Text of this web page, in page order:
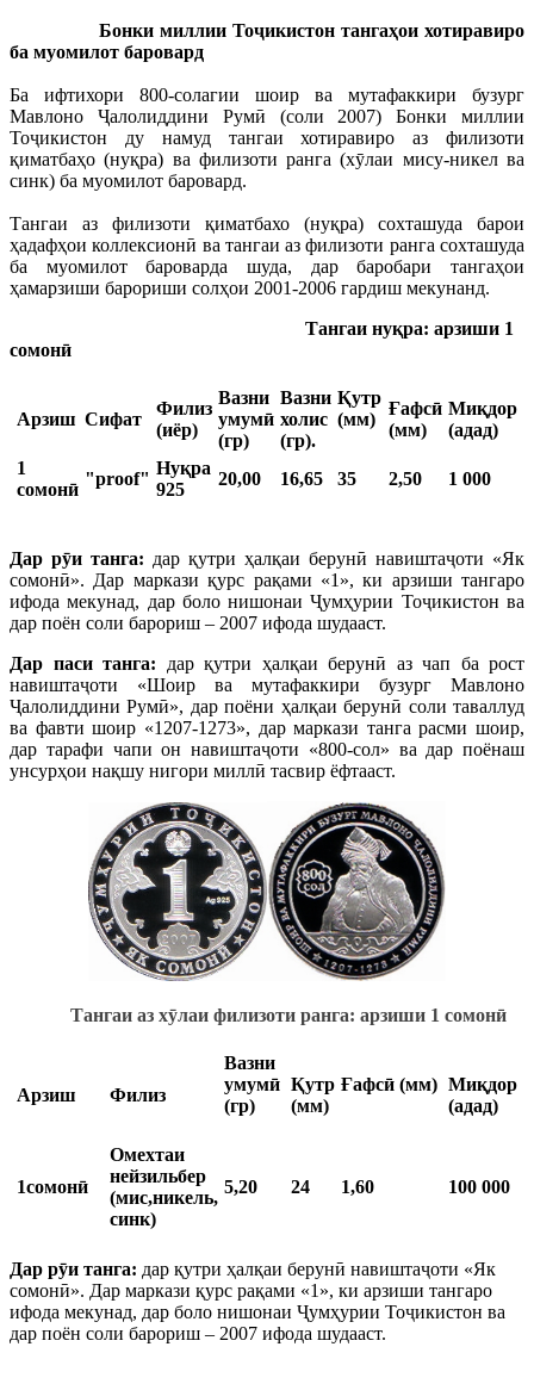
Бонки миллии Тоҷикистон тангаҳои хотиравиро
ба муомилот баровард
Ба ифтихори 800-солагии шоир ва мутафаккири бузург
Мавлоно Ҷалолиддини Румӣ (соли 2007) Бонки миллии
Тоҷикистон ду намуд тангаи хотиравиро аз филизоти
қиматбаҳо (нуқра) ва филизоти ранга (хӯлаи мису-никел ва
синк) ба муомилот баровард.
Тангаи аз филизоти қиматбахо (нуқра) сохташуда барои
ҳадафҳои коллексионӣ ва тангаи аз филизоти ранга сохташуда
ба муомилот бароварда шуда, дар баробари тангаҳои
ҳамарзиши барориши солҳои 2001-2006 гардиш мекунанд.
Тангаи нуқра: арзиши 1
сомонӣ
Арзиш Сифат
Филиз
(иёр)
Вазни
умумӣ
(гр)
Вазни
холис
(гр).
Қутр
(мм)
Ғафсӣ
(мм)
Миқдор
(адад)
1
сомонӣ
"proof"
Нуқра
925
20,00 16,65 35 2,50 1 000
Дар рӯи танга: дар қутри ҳалқаи берунӣ навиштаҷоти «Як
сомонӣ». Дар маркази қурс рақами «1», ки арзиши тангаро
ифода мекунад, дар боло нишонаи Ҷумҳурии Тоҷикистон ва
дар поён соли барориш – 2007 ифода шудааст.
Дар паси танга: дар қутри ҳалқаи берунӣ аз чап ба рост
навиштаҷоти «Шоир ва мутафаккири бузург Мавлоно
Ҷалолиддини Румӣ», дар поёни ҳалқаи берунӣ соли таваллуд
ва фавти шоир «1207-1273», дар маркази танга расми шоир,
дар тарафи чапи он навиштаҷоти «800-сол» ва дар поёнаш
унсурҳои нақшу нигори миллӣ тасвир ёфтааст.
Тангаи аз хӯлаи филизоти ранга: арзиши 1 сомонӣ
Арзиш Филиз
Вазни
умумӣ
(гр)
Қутр
(мм)
Ғафсӣ (мм) Миқдор
(адад)
1сомонӣ
Омехтаи
нейзильбер
(мис,никель,
синк)
5,20 24 1,60 100 000
Дар рӯи танга: дар қутри ҳалқаи берунӣ навиштаҷоти «Як
сомонӣ». Дар маркази қурс рақами «1», ки арзиши тангаро
ифода мекунад, дар боло нишонаи Ҷумҳурии Тоҷикистон ва
дар поён соли барориш – 2007 ифода шудааст.